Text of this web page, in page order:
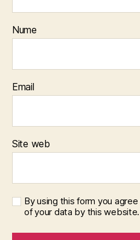
Nume
Email
Site web
By using this form you
of your data by this website.